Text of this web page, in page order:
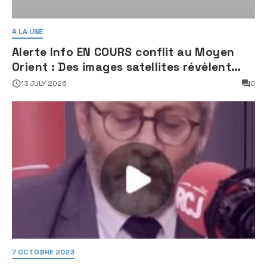
A LA UNE
Alerte Info EN COURS conflit au Moyen
Orient : Des images satellites révèlent
une activité jugée « inquiétante » sur
13 JULY 2026 0
7 OCTOBRE 2023